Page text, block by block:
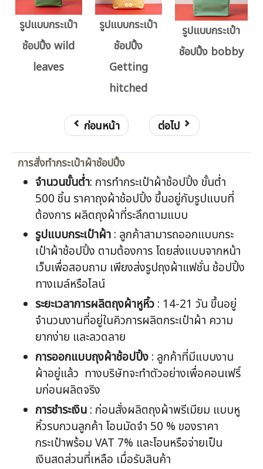
รูปแบบกระเป๋า
ช้อปปิ้ง wild
leaves
รูปแบบกระเป๋า
ช้อปปิ้ง
Getting
hitched
รูปแบบกระเป๋า
ช้อปปิ้ง bobby
ก่อนหน้า ต่อไป
การสั่งทำกระเป๋าผ้าช้อปปิ้ง
จำนวนขั้นต่ำ: การทำกระเป๋าผ้าช้อปปิ้ง ขั้นต่ำ
500 ชิ้น ราคาถุงผ้าช้อปปิ้ง ขึ้นอยู่กับรูปแบบที่
ต้องการ ผลิตถุงผ้าที่ระลึกตามแบบ
รูปแบบกระเป๋าผ้า : ลูกค้าสามารถออกแบบกระ
เป๋าผ้าช้อปปิ้ง ตามต้องการ โดยส่งแบบจากหน้า
เว็บเพื่อสอบถาม เพียงส่งรูปถุงผ้าแฟชั่น ช้อปปิ้ง
ทางเมล์หรือไลน์
ระยะเวลาการผลิตถุงผ้าหูหิ้ว : 14-21 วัน ขึ้นอยู่
จำนวนงานที่อยู่ในคิวการผลิตกระเป๋าผ้า ความ
ยากง่าย และลวดลาย
การออกแบบถุงผ้าช้อปปิ้ง : ลูกค้าที่มีแบบงาน
ผ้าอยู่แล้ว ทางบริษัทจะทำตัวอย่างเพื่อคอนเฟริ์
มก่อนผลิตจริง
การชำระเงิน : ก่อนสั่งผลิตถุงผ้าพรีเมียม แบบหู
หิ้วรบกวนลูกค้า โอนมัดจำ 50 % ของราคา
กระเป๋าพร้อม VAT 7% และโอนหรือจ่ายเป็น
เงินสดส่วนที่เหลือ เมื่อรับสินค้า